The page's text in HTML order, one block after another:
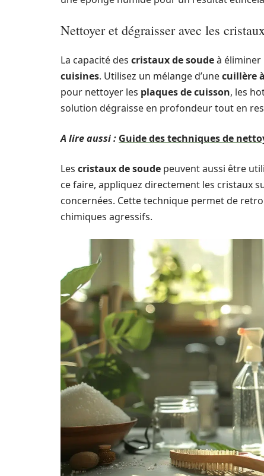
Nettoyer et dégraisser avec les
La capacité des cristaux de soudeà éliminer
cuisines. Utilisez un mélange d’unecuillère
pour nettoyer les plaques de cuisson, les
solution dégraisse en profondeur tout en
A lire aussi : Guide des techniques de
Les cristaux de soude peuvent aussi être
ce faire, appliquez directement les cristaux
concernées. Cette technique permet de
chimiques agressifs.